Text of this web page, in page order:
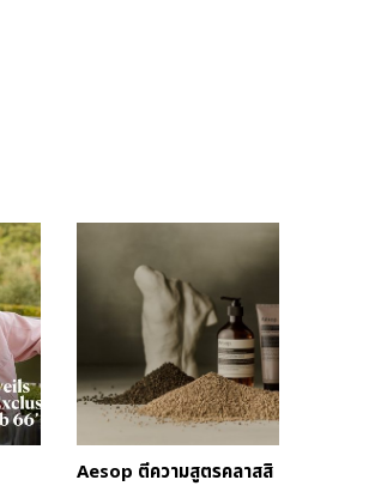
Aesop ตีความสูตรคลาสสิ